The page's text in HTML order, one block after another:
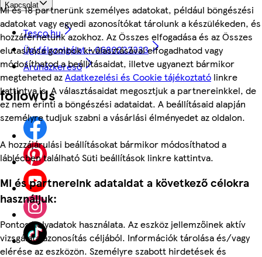
Mi és 18 partnerünk személyes adatokat, például böngészési
adatokat vagy egyedi azonosítókat tárolunk a készülékeden, és
hozzáférhetünk azokhoz. Az Összes elfogadása és az Összes
elutasítása gombok kiválasztásával elfogadhatod vagy
módosíthatod a beállításaidat, illetve ugyanezt bármikor
megteheted azAdatkezelési és Cookie tájékoztató linkre
kattintva is. A választásaidat megosztjuk a partnereinkkel, de
ez nem érinti a böngészési adataidat. A beállításaid alapján
személyre tudjuk szabni a vásárlási élményedet az oldalon.
A hozzájárulási beállításokat bármikor módosíthatod a
láblécben található Süti beállítások linkre kattintva.
Mi és partnereink adataidat a következő célokra
használjuk:
Pontos helyadatok használata. Az eszköz jellemzőinek aktív
vizsgálata azonosítás céljából. Információk tárolása és/vagy
elérése az eszközön. Személyre szabott hirdetések és
Kapcsolat
Tesco.hu
Ügyfélszolgálat - 0680222333
Áruházkereső
followUs